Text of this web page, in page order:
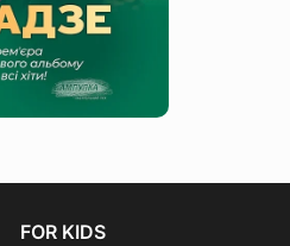
FOR KIDS